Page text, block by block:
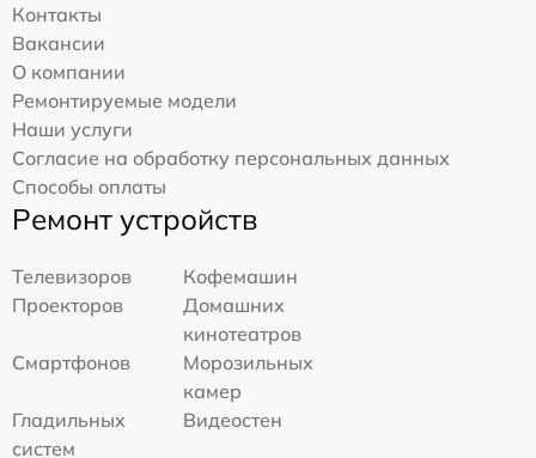
Контакты
Вакансии
О компании
Ремонтируемые модели
Наши услуги
Согласие на обработку персональных данных
Способы оплаты
Ремонт устройств
Телевизоров
Кофемашин
Проекторов
Домашних
кинотеатров
Смартфонов
Морозильных
камер
Гладильных
систем
Видеостен